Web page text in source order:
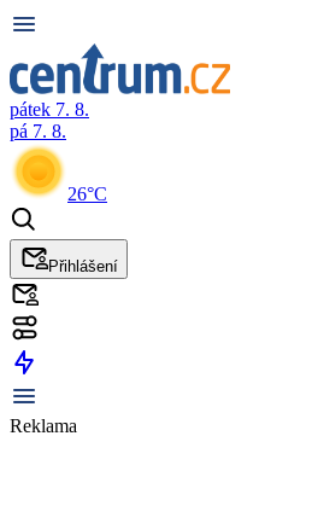
pátek 7. 8.
pá 7. 8.
26°C
Přihlášení
Reklama